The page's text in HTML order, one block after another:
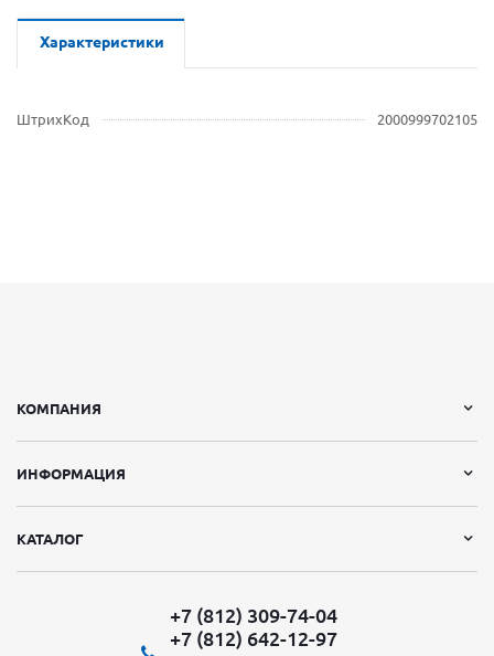
Характеристики
ШтрихКод 2000999702105
КОМПАНИЯ
ИНФОРМАЦИЯ
КАТАЛОГ
+7 (812) 309-74-04
+7 (812) 642-12-97